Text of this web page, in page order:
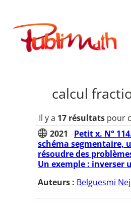
contenu
Publimath
calcul
Il y a 17 résultatspour
2021
Petit x. N°
schéma segmentaire,
résoudre des
Un exemple : inverser
Auteurs : Belguesmi